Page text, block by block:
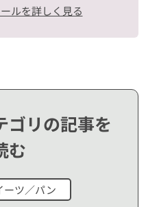
ルを詳しく見る
ゴリの記事を
む
ーツ／パン